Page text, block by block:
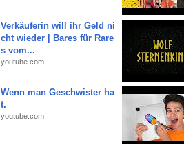
Verkäuferin will ihr Geld ni
cht wieder | Bares für Rare
s vom...
youtube.com
Wenn man Geschwister ha
t.
youtube.com